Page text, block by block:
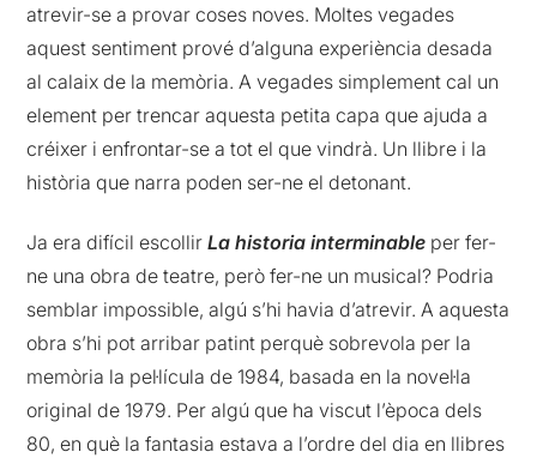
atrevir-se a provar coses noves. Moltes vegades
aquest sentiment prové d’alguna experiència desada
al calaix de la memòria. A vegades simplement cal un
element per trencar aquesta petita capa que ajuda a
créixer i enfrontar-se a tot el que vindrà. Un llibre i la
història que narra poden ser-ne el detonant.
Ja era difícil escollirLa historia interminable per fer-
ne una obra de teatre, però fer-ne un musical? Podria
semblar impossible, algú s’hi havia d’atrevir. A aquesta
obra s’hi pot arribar patint perquè sobrevola per la
memòria la pel·lícula de 1984, basada en la novel·la
original de 1979. Per algú que ha viscut l’època dels
80, en què la fantasia estava a l’ordre del dia en llibres